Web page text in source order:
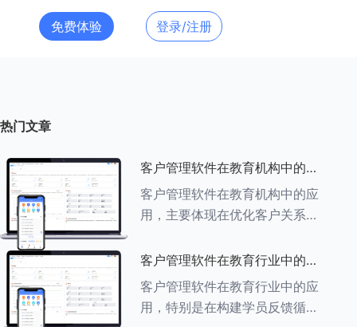
免费体验 登录/注册
热门文章
客户管理软件在教育机构中的应
用探索
客户管理软件在教育机构中的应
用，主要体现在优化客户关系管
作效率及促进业务增长等多个方
面。以下是对客户管理软件在教
育机构中应用的具体探索：
###一、
客户管理软件在教育行业中的学
员反馈循环机制
客户管理软件在教育行业中的应
用，特别是在构建学员反馈循环